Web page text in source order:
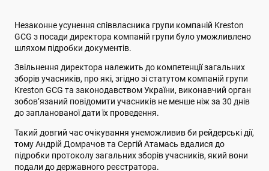
Незаконне усунення співвласника групи компаній Kreston
GCG з посади директора компаній групи було уможливлено
шляхом підробки документів.
Звільнення директора належить до компетенції загальних
зборів учасників, про які, згідно зі статутом компаній групи
Kreston GCG та законодавством України, виконавчий орган
зобов’язаний повідомити учасників не менше ніж за 30 днів
до запланованої дати їх проведення.
Такий довгий час очікування унеможливив би рейдерські дії,
тому Андрій Домрачов та Сергій Атамась вдалися до
підробки протоколу загальних зборів учасників, який вони
подали до державного реєстратора.